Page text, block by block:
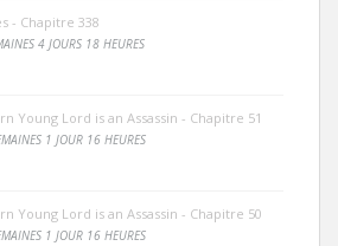
- Chapitre 338
4 JOURS 18 HEURES
Young Lord is an Assassin - Chapitre 51
1 JOUR 16 HEURES
Young Lord is an Assassin - Chapitre 50
1 JOUR 16 HEURES